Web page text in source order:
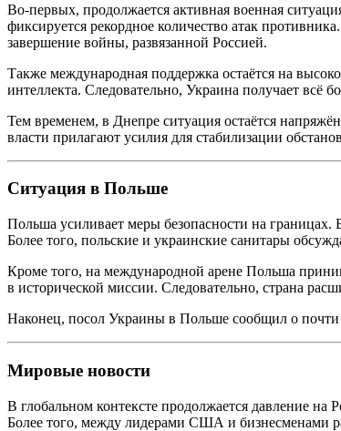
Во-первых, продолжается активная военная
фиксируется рекордное количество атак
завершение войны, развязанной Россией.
Также международная поддержка остаётся на
интеллекта. Следовательно, Украина получает всё
Тем временем, в Днепре ситуация остаётся
власти прилагают усилия для стабилизации
Ситуация в Польше
Польша усиливает меры безопасности на границах.
Более того, польские и украинские санитары
Кроме того, на международной арене Польша
в исторической миссии. Следовательно, страна
Наконец, посол Украины в Польше сообщил о почти
Мировые новости
В глобальном контексте продолжается давление
Более того, между лидерами США и бизнесменами